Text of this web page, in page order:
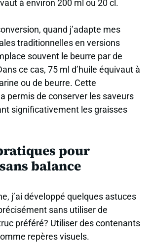
à environ 200 ml ou 20 cl.
quand j’adapte mes
traditionnelles en versions
souvent le beurre par de
ce cas, 75 ml d’huile équivaut à
ou de beurre. Cette
permis de conserver les saveurs
significativement les graisses
pour
balance
j’ai développé quelques astuces
sans utiliser de
préféré? Utiliser des contenants
repères visuels.